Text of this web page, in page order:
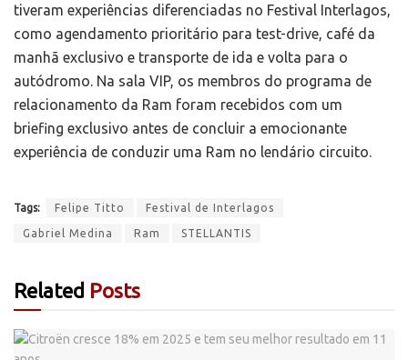
tiveram experiências diferenciadas no Festival Interlagos,
como agendamento prioritário para test-drive, café da
manhã exclusivo e transporte de ida e volta para o
autódromo. Na sala VIP, os membros do programa de
relacionamento da Ram foram recebidos com um
briefing exclusivo antes de concluir a emocionante
experiência de conduzir uma Ram no lendário circuito.
Tags: Felipe Titto Festival de Interlagos
Gabriel Medina Ram STELLANTIS
Related Posts